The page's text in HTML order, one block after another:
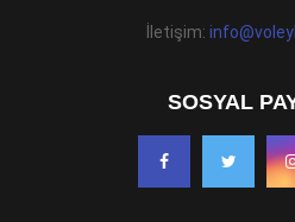
İletişim:
SOSYAL